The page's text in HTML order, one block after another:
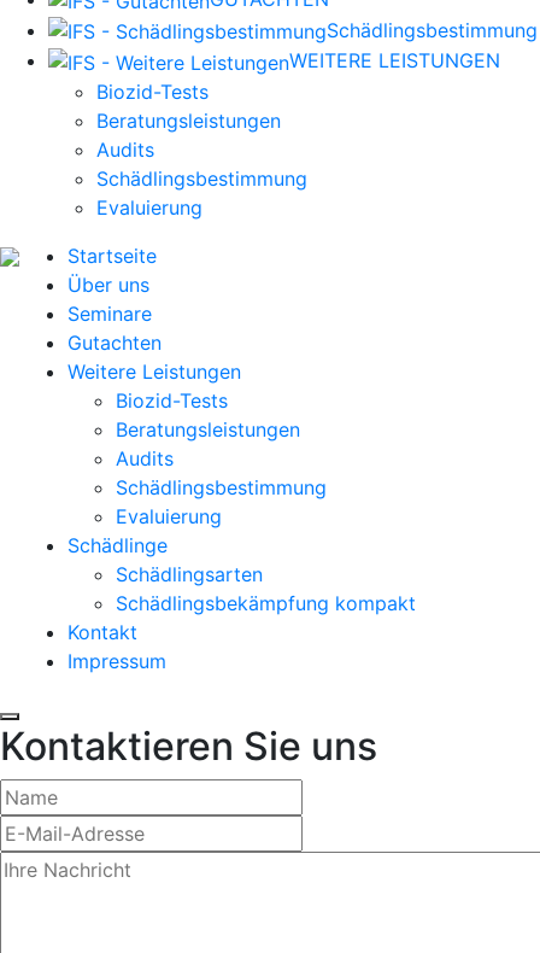
Schädlingsbestimmung
WEITERE LEISTUNGEN
Biozid-Tests
Beratungsleistungen
Audits
Schädlingsbestimmung
Evaluierung
Startseite
Über uns
Seminare
Gutachten
Weitere Leistungen
Biozid-Tests
Beratungsleistungen
Audits
Schädlingsbestimmung
Evaluierung
Schädlinge
Schädlingsarten
Schädlingsbekämpfung kompakt
Kontakt
Impressum
Kontaktieren Sie uns